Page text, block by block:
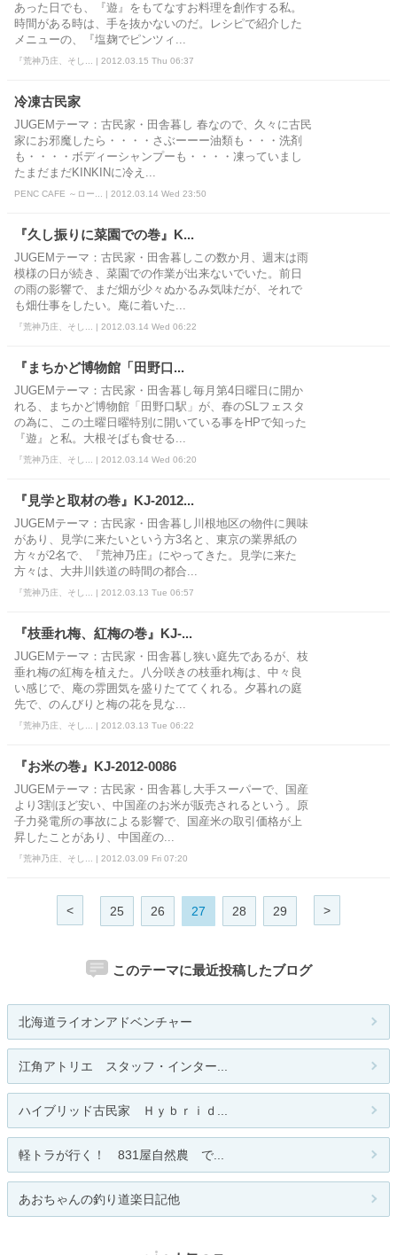
あった日でも、『遊』をもてなすお料理を創作する私。
時間がある時は、手を抜かないのだ。レシピで紹介した
メニューの、『塩麹でピンツィ...
『荒神乃庄、そし... | 2012.03.15 Thu 06:37
冷凍古民家
JUGEMテーマ：古民家・田舎暮し 春なので、久々に古民
家にお邪魔したら・・・・さぶーーー油類も・・・洗剤
も・・・・ボディーシャンプーも・・・・凍っていまし
たまだまだKINKINに冷え...
PENC CAFE ～ロー... | 2012.03.14 Wed 23:50
『久し振りに菜園での巻』K...
JUGEMテーマ：古民家・田舎暮しこの数か月、週末は雨
模様の日が続き、菜園での作業が出来ないでいた。前日
の雨の影響で、まだ畑が少々ぬかるみ気味だが、それで
も畑仕事をしたい。庵に着いた...
『荒神乃庄、そし... | 2012.03.14 Wed 06:22
『まちかど博物館「田野口...
JUGEMテーマ：古民家・田舎暮し毎月第4日曜日に開か
れる、まちかど博物館「田野口駅」が、春のSLフェスタ
の為に、この土曜日曜特別に開いている事をHPで知った
『遊』と私。大根そばも食せる...
『荒神乃庄、そし... | 2012.03.14 Wed 06:20
『見学と取材の巻』KJ-2012...
JUGEMテーマ：古民家・田舎暮し川根地区の物件に興味
があり、見学に来たいという方3名と、東京の業界紙の
方々が2名で、『荒神乃庄』にやってきた。見学に来た
方々は、大井川鉄道の時間の都合...
『荒神乃庄、そし... | 2012.03.13 Tue 06:57
『枝垂れ梅、紅梅の巻』KJ-...
JUGEMテーマ：古民家・田舎暮し狭い庭先であるが、枝
垂れ梅の紅梅を植えた。八分咲きの枝垂れ梅は、中々良
い感じで、庵の雰囲気を盛りたててくれる。夕暮れの庭
先で、のんびりと梅の花を見な...
『荒神乃庄、そし... | 2012.03.13 Tue 06:22
『お米の巻』KJ-2012-0086
JUGEMテーマ：古民家・田舎暮し大手スーパーで、国産
より3割ほど安い、中国産のお米が販売されるという。原
子力発電所の事故による影響で、国産米の取引価格が上
昇したことがあり、中国産の...
『荒神乃庄、そし... | 2012.03.09 Fri 07:20
< 25 26 27 28 29 >
このテーマに最近投稿したブログ
北海道ライオンアドベンチャー
江角アトリエ スタッフ・インター...
ハイブリッド古民家 Ｈｙｂｒｉｄ...
軽トラが行く！ 831屋自然農 で...
あおちゃんの釣り道楽日記他